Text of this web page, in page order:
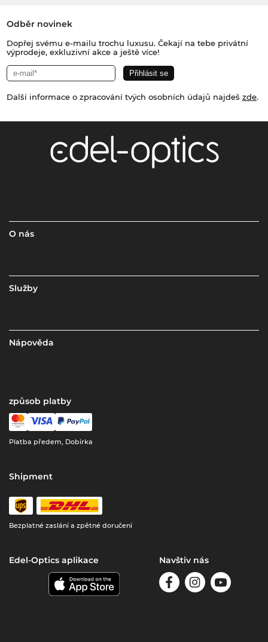
Odběr novinek
Dopřej svému e-mailu trochu luxusu. Čekají na tebe privátní
výprodeje, exkluzivní akce a ještě více!
Další informace o zpracování tvých osobních údajů najdeš zde.
O nás
Služby
Nápověda
způsob platby
Platba předem, Dobírka
Shipment
Bezplatné zaslání a zpětné doručení
Edel-Optics aplikace Navštiv nás